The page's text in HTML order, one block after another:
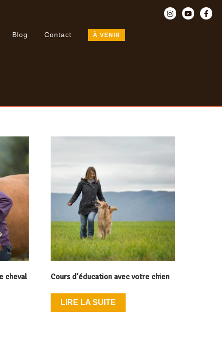
Blog Contact À VENIR
cheval Cours d’éducation avec votre chien
LIRE LA SUITE